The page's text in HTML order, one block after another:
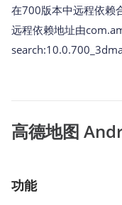
在700版本中远程依赖
远程依赖地址由
高德地图
功能